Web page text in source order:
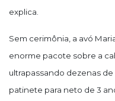
explica.
Sem cerimônia, a avó
enorme pacote sobre a
ultrapassando dezenas
patinete para neto de 3